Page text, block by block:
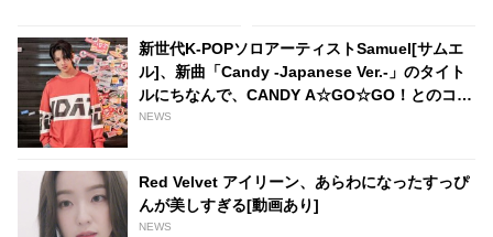
た…！ VLIVEでの発言の真相も
判明
新世代K-POPソロアーティストSamuel[サムエ
ル]、新曲「Candy -Japanese Ver.-」のタイト
ルにちなんで、CANDY A☆GO☆GO！とのコラ
ボキャンディー発売が決定
NEWS
Red Velvet アイリーン、あらわになったすっぴ
んが美しすぎる[動画あり]
NEWS